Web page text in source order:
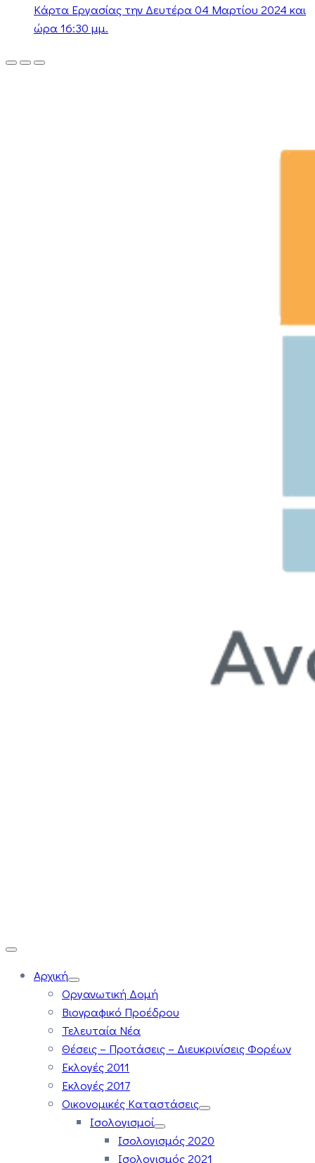
Κάρτα Εργασίας την Δευτέρα 04 Μαρτίου 2024 και
ώρα 16:30 μμ.
Αρχική
Οργανωτική Δομή
Βιογραφικό Προέδρου
Τελευταία Νέα
Θέσεις – Προτάσεις – Διευκρινίσεις Φορέων
Εκλογές 2011
Εκλογές 2017
Οικονομικές Καταστάσεις
Ισολογισμοί
Ισολογισμός 2020
Ισολογισμός 2021